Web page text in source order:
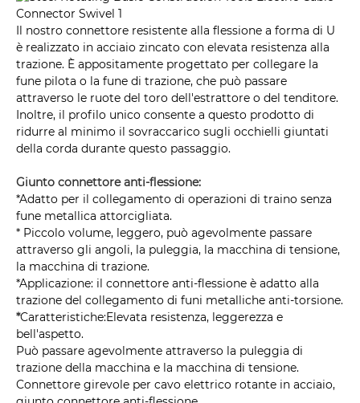
Il nostro connettore resistente alla flessione a forma di U
è realizzato in acciaio zincato con elevata resistenza alla
trazione. È appositamente progettato per collegare la
fune pilota o la fune di trazione, che può passare
attraverso le ruote del toro dell'estrattore o del tenditore.
Inoltre, il profilo unico consente a questo prodotto di
ridurre al minimo il sovraccarico sugli occhielli giuntati
della corda durante questo passaggio.
Giunto connettore anti-flessione:
*Adatto per il collegamento di operazioni di traino senza
fune metallica attorcigliata.
* Piccolo volume, leggero, può agevolmente passare
attraverso gli angoli, la puleggia, la macchina di tensione,
la macchina di trazione.
*Applicazione: il connettore anti-flessione è adatto alla
trazione del collegamento di funi metalliche anti-torsione.
*Caratteristiche:Elevata resistenza, leggerezza e
bell'aspetto.
Può passare agevolmente attraverso la puleggia di
trazione della macchina e la macchina di tensione.
Connettore girevole per cavo elettrico rotante in acciaio,